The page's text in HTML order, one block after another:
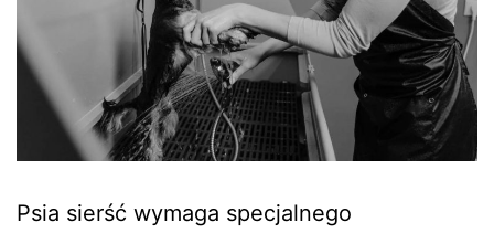
Psia sierść wymaga specjalnego